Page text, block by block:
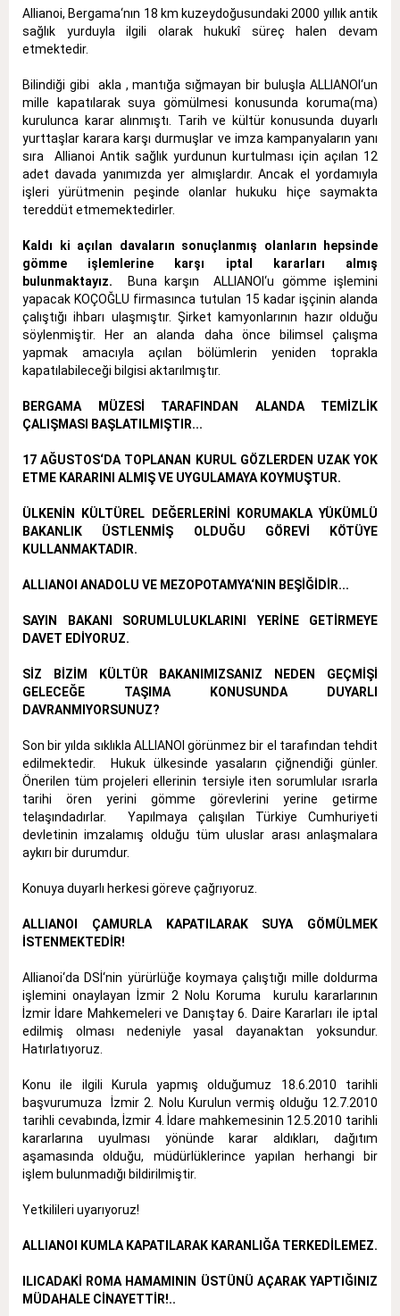
Allianoi, Bergama‘nın 18 km kuzeydoğusundaki 2000 yıllık antik
sağlık yurduyla ilgili olarak hukukî süreç halen devam
etmektedir.
Bilindiği gibi akla , mantığa sığmayan bir buluşla ALLIANOI‘un
mille kapatılarak suya gömülmesi konusunda koruma(ma)
kurulunca karar alınmıştı. Tarih ve kültür konusunda duyarlı
yurttaşlar karara karşı durmuşlar ve imza kampanyaların yanı
sıra Allianoi Antik sağlık yurdunun kurtulması için açılan 12
adet davada yanımızda yer almışlardır. Ancak el yordamıyla
işleri yürütmenin peşinde olanlar hukuku hiçe saymakta
tereddüt etmemektedirler.
Kaldı ki açılan davaların sonuçlanmış olanların hepsinde
gömme işlemlerine karşı iptal kararları almış
bulunmaktayız. Buna karşın ALLIANOI‘u gömme işlemini
yapacak KOÇOĞLU firmasınca tutulan 15 kadar işçinin alanda
çalıştığı ihbarı ulaşmıştır. Şirket kamyonlarının hazır olduğu
söylenmiştir. Her an alanda daha önce bilimsel çalışma
yapmak amacıyla açılan bölümlerin yeniden toprakla
kapatılabileceği bilgisi aktarılmıştır.
BERGAMA MÜZESİ TARAFINDAN ALANDA TEMİZLİK
ÇALIŞMASI BAŞLATILMIŞTIR...
17 AĞUSTOS‘DA TOPLANAN KURUL GÖZLERDEN UZAK YOK
ETME KARARINI ALMIŞ VE UYGULAMAYA KOYMUŞTUR.
ÜLKENİN KÜLTÜREL DEĞERLERİNİ KORUMAKLA YÜKÜMLÜ
BAKANLIK ÜSTLENMİŞ OLDUĞU GÖREVİ KÖTÜYE
KULLANMAKTADIR.
ALLIANOI ANADOLU VE MEZOPOTAMYA‘NIN BEŞİĞİDİR...
SAYIN BAKANI SORUMLULUKLARINI YERİNE GETİRMEYE
DAVET EDİYORUZ.
SİZ BİZİM KÜLTÜR BAKANIMIZSANIZ NEDEN GEÇMİŞİ
GELECEĞE TAŞIMA KONUSUNDA DUYARLI
DAVRANMIYORSUNUZ?
Son bir yılda sıklıkla ALLIANOI görünmez bir el tarafından tehdit
edilmektedir. Hukuk ülkesinde yasaların çiğnendiği günler.
Önerilen tüm projeleri ellerinin tersiyle iten sorumlular ısrarla
tarihi ören yerini gömme görevlerini yerine getirme
telaşındadırlar. Yapılmaya çalışılan Türkiye Cumhuriyeti
devletinin imzalamış olduğu tüm uluslar arası anlaşmalara
aykırı bir durumdur.
Konuya duyarlı herkesi göreve çağrıyoruz.
ALLIANOI ÇAMURLA KAPATILARAK SUYA GÖMÜLMEK
İSTENMEKTEDİR!
Allianoi‘da DSİ‘nin yürürlüğe koymaya çalıştığı mille doldurma
işlemini onaylayan İzmir 2 Nolu Koruma kurulu kararlarının
İzmir İdare Mahkemeleri ve Danıştay 6. Daire Kararları ile iptal
edilmiş olması nedeniyle yasal dayanaktan yoksundur.
Hatırlatıyoruz.
Konu ile ilgili Kurula yapmış olduğumuz 18.6.2010 tarihli
başvurumuza İzmir 2. Nolu Kurulun vermiş olduğu 12.7.2010
tarihli cevabında, İzmir 4. İdare mahkemesinin 12.5.2010 tarihli
kararlarına uyulması yönünde karar aldıkları, dağıtım
aşamasında olduğu, müdürlüklerince yapılan herhangi bir
işlem bulunmadığı bildirilmiştir.
Yetkilileri uyarıyoruz!
ALLIANOI KUMLA KAPATILARAK KARANLIĞA TERKEDİLEMEZ.
ILICADAKİ ROMA HAMAMININ ÜSTÜNÜ AÇARAK YAPTIĞINIZ
MÜDAHALE CİNAYETTİR!..